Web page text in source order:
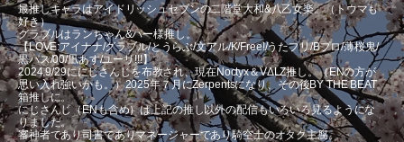
最推しキャラはアイドリッシュセブンの二階堂大和&八乙女楽。（トウマも
好き）
グラブルはランちゃん&パー様推し。
【LOVE:アイナナ/グラブル/とうらぶ/文アル/K/Free!/うたプリ/Bプロ/薄桜鬼/
黒バス/00/凪あす/ユーリ!!!】
2024.9/29ににじさんじを布教され、現在Noctyx＆VΔLZ推し。（ENの方が
思い入れ強いかも。）2025年７月にZerpentsになり、その後BY THE BEAT
箱推しに。
にじさんじ（ENも含め）は上記の推し以外の配信もいろいろ見るようにな
りました。
審神者であり司書でありマネージャーであり騎空士のオタク主腐。